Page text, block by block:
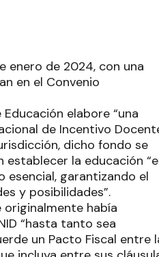
enero de 2024, con una
en el Convenio
elabore “una
de Incentivo
dicho fondo se
establecer la educación
garantizando el
y posibilidades”.
originalmente había
“hasta tanto sea
un Pacto Fiscal entre